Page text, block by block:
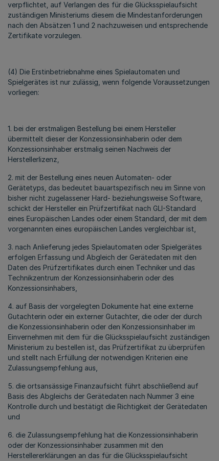
verpflichtet, auf Verlangen des für die Glücksspielaufsicht
zuständigen Ministeriums diesem die Mindestanforderungen
nach den Absätzen 1 und 2 nachzuweisen und entsprechende
Zertifikate vorzulegen.
(4) Die Erstinbetriebnahme eines Spielautomaten und
Spielgerätes ist nur zulässig, wenn folgende Voraussetzungen
vorliegen:
1. bei der erstmaligen Bestellung bei einem Hersteller
übermittelt dieser der Konzessionsinhaberin oder dem
Konzessionsinhaber erstmalig seinen Nachweis der
Herstellerlizenz,
2. mit der Bestellung eines neuen Automaten- oder
Gerätetyps, das bedeutet bauartspezifisch neu im Sinne von
bisher nicht zugelassener Hard- beziehungsweise Software,
schickt der Hersteller ein Prüfzertifikat nach GLI-Standard
eines Europäischen Landes oder einem Standard, der mit dem
vorgenannten eines europäischen Landes vergleichbar ist,
3. nach Anlieferung jedes Spielautomaten oder Spielgerätes
erfolgen Erfassung und Abgleich der Gerätedaten mit den
Daten des Prüfzertifikates durch einen Techniker und das
Technikzentrum der Konzessionsinhaberin oder des
Konzessionsinhabers,
4. auf Basis der vorgelegten Dokumente hat eine externe
Gutachterin oder ein externer Gutachter, die oder der durch
die Konzessionsinhaberin oder den Konzessionsinhaber im
Einvernehmen mit dem für die Glücksspielaufsicht zuständigen
Ministerium zu bestellen ist, das Prüfzertifikat zu überprüfen
und stellt nach Erfüllung der notwendigen Kriterien eine
Zulassungsempfehlung aus,
5. die ortsansässige Finanzaufsicht führt abschließend auf
Basis des Abgleichs der Gerätedaten nach Nummer 3 eine
Kontrolle durch und bestätigt die Richtigkeit der Gerätedaten
und
6. die Zulassungsempfehlung hat die Konzessionsinhaberin
oder der Konzessionsinhaber zusammen mit den
Herstellererklärungen an das für die Glücksspielaufsicht